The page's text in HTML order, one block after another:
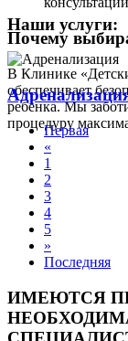
Почему
В Клинике
обеспечивает
ребенка. Мы
процедуру
Наши услуги:
Первая
«
1
2
3
4
5
»
Последняя
ИМЕЮТСЯ